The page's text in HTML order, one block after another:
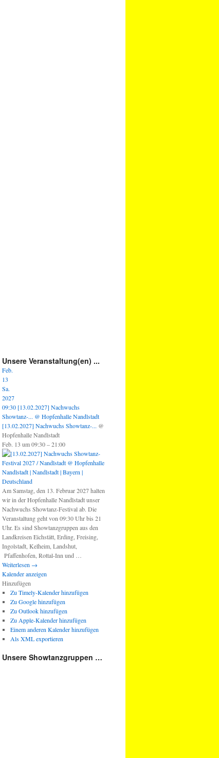
Unsere Veranstaltung(en) ...
Feb.
13
Sa.
2027
09:30 [13.02.2027] Nachwuchs
Showtanz-... @ Hopfenhalle Nandlstadt
[13.02.2027] Nachwuchs Showtanz-... @
Hopfenhalle Nandlstadt
Feb. 13 um 09:30 – 21:00
Am Samstag, den 13. Februar 2027 halten
wir in der Hopfenhalle Nandlstadt unser
Nachwuchs Showtanz-Festival ab. Die
Veranstaltung geht von 09:30 Uhr bis 21
Uhr. Es sind Showtanzgruppen aus den
Landkreisen Eichstätt, Erding, Freising,
Ingolstadt, Kelheim, Landshut,
Pfaffenhofen, Rottal-Inn und …
Weiterlesen →
Kalender anzeigen
Hinzufügen
Zu Timely-Kalender hinzufügen
Zu Google hinzufügen
Zu Outlook hinzufügen
Zu Apple-Kalender hinzufügen
Einem anderen Kalender hinzufügen
Als XML exportieren
Unsere Showtanzgruppen …